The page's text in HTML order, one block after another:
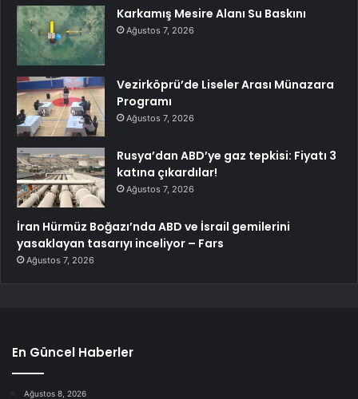
Karkamış Mesire Alanı Su Baskını
Ağustos 7, 2026
Vezirköprü’de Liseler Arası Münazara
Programı
Ağustos 7, 2026
Rusya’dan ABD’ye gaz tepkisi: Fiyatı 3
katına çıkardılar!
Ağustos 7, 2026
İran Hürmüz Boğazı’nda ABD ve İsrail gemilerini
yasaklayan tasarıyı inceliyor – Fars
Ağustos 7, 2026
En Güncel Haberler
Ağustos 8, 2026